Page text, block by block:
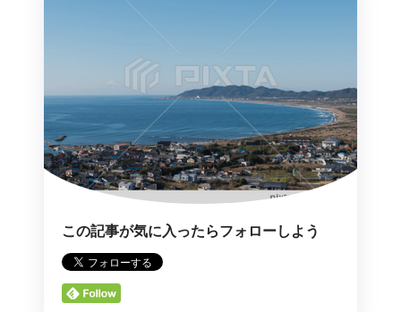
この記事が気に入ったらフォローしよう